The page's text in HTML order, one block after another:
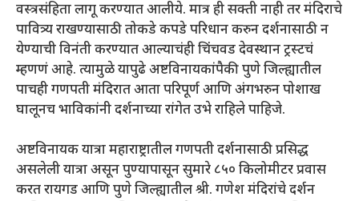
वस्त्रसंहिता लागू करण्यात आलीये. मात्र ही सक्ती नाही तर मंदिराचे
पावित्र्य राखण्यासाठी तोकडे कपडे परिधान करुन दर्शनासाठी न
येण्याची विनंती करण्यात आल्याचंही चिंचवड देवस्थान ट्रस्टचं
म्हणणं आहे. त्यामुळे यापुढे अष्टविनायकांपैकी पुणे जिल्ह्यातील
पाचही गणपती मंदिरात आता परिपूर्ण आणि अंगभरुन पोशाख
घालूनच भाविकांनी दर्शनाच्या रांगेत उभे राहिले पाहिजे.
अष्टविनायक यात्रा महाराष्ट्रातील गणपती दर्शनासाठी प्रसिद्ध
असलेली यात्रा असून पुण्यापासून सुमारे ८५० किलोमीटर प्रवास
करत रायगड आणि पुणे जिल्ह्यातील श्री. गणेश मंदिरांचे दर्शन